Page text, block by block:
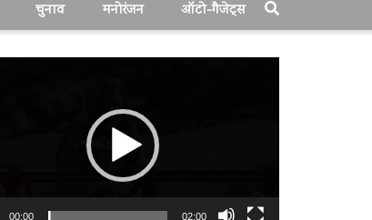
चुनाव मनोरंजन ऑटो-गैजेट्स
00:00 02:00